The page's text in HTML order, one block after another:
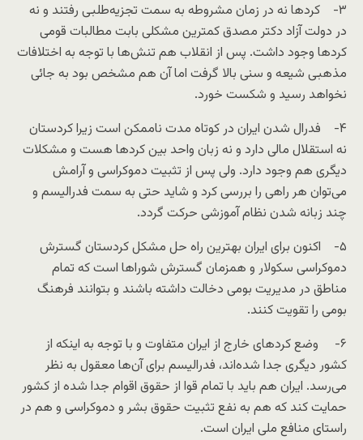
۳- کردها نه در زمان مشروطه به سمت تجزیه‌طلبی رفتند و نه
در دولت آزاد دکتر مصدق کمترین مشکلی بابت مطالبات قومی
کردها وجود داشت. پس از انقلاب هم تنش‌ها با توجه به اختلافات
مذهبی شیعه و سنی بالا گرفت اما آن هم مشخص بود به جائی
نخواهد رسید و شکست خورد.
۴- فدرال شدن ایران در کوتاه مدت ناممکن است زیرا کردستان
نه استقلال مالی دارد و نه زبان واحد بین کردها هست و مشکلات
دیگری هم وجود دارد. ولی پس از تثبیت دموکراسی و آرامش
می‌توان هر راهی را بررسی کرد و شاید حتی به سمت فدرالیسم و
چند زبانه شدن نظام آموزشی حرکت گردد.
۵- اکنون برای ایران بهترین راه حل مشکل کردستان گسترش
دموکراسی سکولار و همزمان گسترش شوراها است که تمام
مناطق در مدیریت بومی دخالت داشته باشند و بتوانند فرهنگ
بومی را تقویت کنند.
۶- وضع کردهای خارج از ایران متفاوت و با توجه به اینکه از
کشور دیگری جدا شده‌اند، فدرالیسم برای آن‌ها معقول به نظر
می‌رسد. ایران هم باید با تمام قوا از حقوق اقوام جدا شده از کشور
حمایت کند که هم به نفع تثبیت حقوق بشر و دموکراسی و هم در
راستای منافع ملی ایران است.